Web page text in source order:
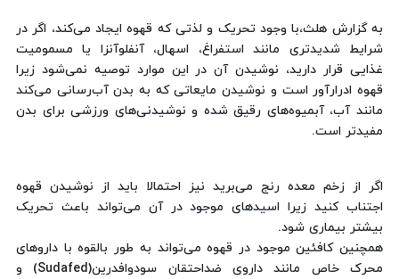
به گزارش هلث،با وجود تحریک و لذتی که قهوه ایجاد می‌کند، اگر در
شرایط شدیدتری مانند استفراغ، اسهال، آنفلوآنزا یا مسمومیت
غذایی قرار دارید، نوشیدن آن در این موارد توصیه نمی‌شود زیرا
قهوه ادرارآور است و نوشیدن مایعاتی که به بدن آب‌رسانی می‌کند
مانند آب، آبمیوه‌های رقیق شده و نوشیدنی‌های ورزشی برای بدن
مفیدتر است.
اگر از زخم معده رنج می‌برید نیز احتمالا باید از نوشیدن قهوه
اجتناب کنید زیرا اسیدهای موجود در آن می‌تواند باعث تحریک
بیشتر بیماری شود.
همچنین کافئین موجود در قهوه می‌تواند به‌ طور بالقوه با داروهای
محرک خاص مانند داروی ضداحتقان سودوافدرین(Sudafed) و